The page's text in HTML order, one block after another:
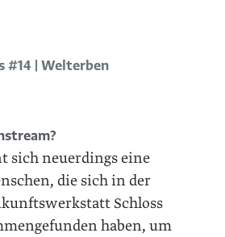
#14 | Welterben
sich neuerdings eine
die sich in der
Schloss
haben, um